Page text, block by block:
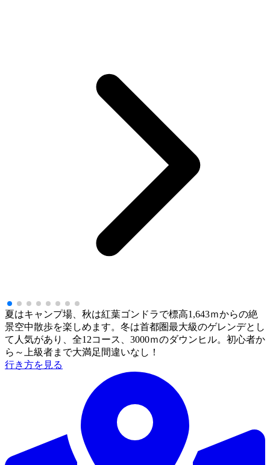
夏はキャンプ場、秋は紅葉ゴンドラで標高1,643ｍからの絶
景空中散歩を楽しめます。冬は首都圏最大級のゲレンデとし
て人気があり、全12コース、3000ｍのダウンヒル。初心者か
ら～上級者まで大満足間違いなし！
行き方を見る